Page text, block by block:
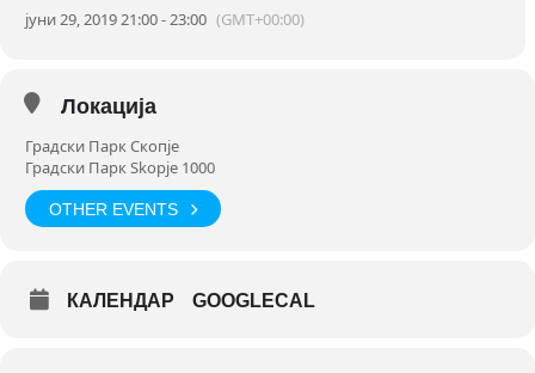
јуни 29, 2019 21:00 - 23:00 (GMT+00:00)
Локација
Градски Парк Скопје
Градски Парк Skopje 1000
OTHER EVENTS
КАЛЕНДАР GOOGLECAL